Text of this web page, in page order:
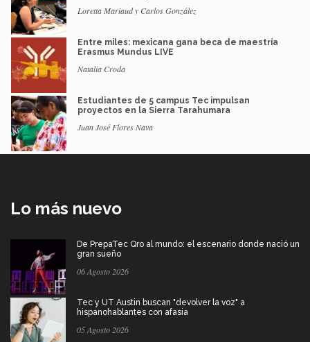
Loretta Mariaud y Carlos González
Entre miles: mexicana gana beca de maestría
Erasmus Mundus LIVE
Natalia Croda
Estudiantes de 5 campus Tec impulsan
proyectos en la Sierra Tarahumara
Juan José Flores Nava
Lo más nuevo
De PrepaTec Qro al mundo: el escenario donde nació un
gran sueño
06 Agosto 2026
Tec y UT Austin buscan "devolver la voz" a
hispanohablantes con afasia
05 Agosto 2026